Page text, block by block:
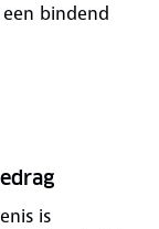
bindend
is